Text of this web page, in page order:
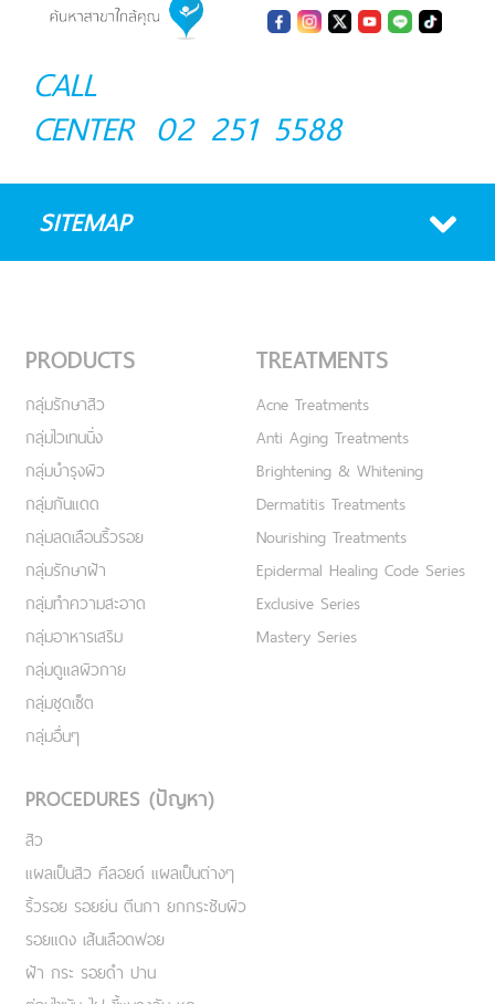
CALL
CENTER 02 251 5588
SITEMAP
PRODUCTS
กลุ่มรักษาสิว
กลุ่มไวเทนนิ่ง
กลุ่มบำรุงผิว
กลุ่มกันแดด
กลุ่มลดเลือนริ้วรอย
กลุ่มรักษาฝ้า
กลุ่มทำความสะอาด
กลุ่มอาหารเสริม
กลุ่มดูแลผิวกาย
กลุ่มชุดเซ็ต
กลุ่มอื่นๆ
TREATMENTS
Acne Treatments
Anti Aging Treatments
Brightening & Whitening
Dermatitis Treatments
Nourishing Treatments
Epidermal Healing Code Series
Exclusive Series
Mastery Series
PROCEDURES (ปัญหา)
สิว
แผลเป็นสิว คีลอยด์ แผลเป็นต่างๆ
ริ้วรอย รอยย่น ตีนกา ยกกระชับผิว
รอยแดง เส้นเลือดฟอย
ฝ้า กระ รอยดำ ปาน